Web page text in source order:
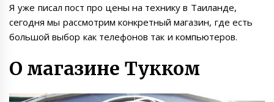
Я уже писал пост про цены на технику в Таиланде,
сегодня мы рассмотрим конкретный магазин, где есть
большой выбор как телефонов так и компьютеров.
О магазине Тукком